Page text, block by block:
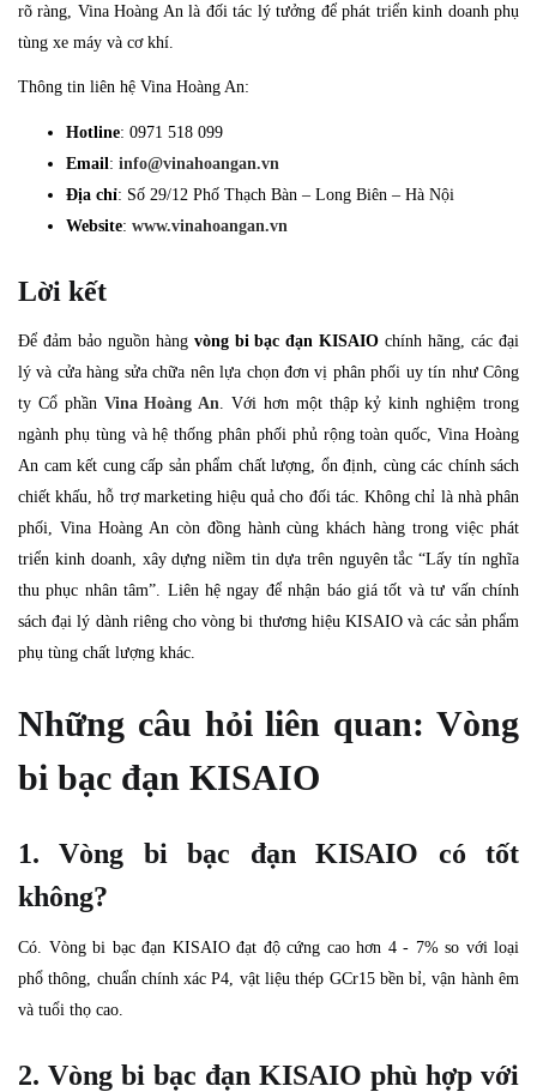
rõ ràng, Vina Hoàng An là đối tác lý tưởng để phát triển kinh doanh phụ
tùng xe máy và cơ khí.
Thông tin liên hệ Vina Hoàng An:
Hotline: 0971 518 099
Email: info@vinahoangan.vn
Địa chỉ: Số 29/12 Phố Thạch Bàn – Long Biên – Hà Nội
Website: www.vinahoangan.vn
Lời kết
Để đảm bảo nguồn hàng vòng bi bạc đạn KISAIO chính hãng, các đại
lý và cửa hàng sửa chữa nên lựa chọn đơn vị phân phối uy tín như Công
ty Cổ phần Vina Hoàng An. Với hơn một thập kỷ kinh nghiệm trong
ngành phụ tùng và hệ thống phân phối phủ rộng toàn quốc, Vina Hoàng
An cam kết cung cấp sản phẩm chất lượng, ổn định, cùng các chính sách
chiết khấu, hỗ trợ marketing hiệu quả cho đối tác. Không chỉ là nhà phân
phối, Vina Hoàng An còn đồng hành cùng khách hàng trong việc phát
triển kinh doanh, xây dựng niềm tin dựa trên nguyên tắc “Lấy tín nghĩa
thu phục nhân tâm”. Liên hệ ngay để nhận báo giá tốt và tư vấn chính
sách đại lý dành riêng cho vòng bi thương hiệu KISAIO và các sản phẩm
phụ tùng chất lượng khác.
Những câu hỏi liên quan: Vòng
bi bạc đạn KISAIO
1. Vòng bi bạc đạn KISAIO có tốt
không?
Có. Vòng bi bạc đạn KISAIO đạt độ cứng cao hơn 4 - 7% so với loại
phổ thông, chuẩn chính xác P4, vật liệu thép GCr15 bền bỉ, vận hành êm
và tuổi thọ cao.
2. Vòng bi bạc đạn KISAIO phù hợp với